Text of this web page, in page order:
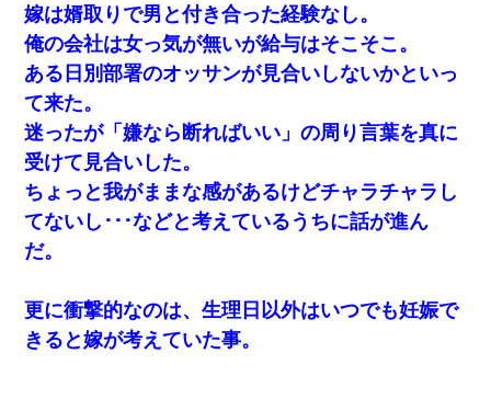
婚活パーティーでよく会う美女がいた。こんな完璧な容姿を持っ
てしても結婚て難しいんだなぁ…と思ってた
とっさに女児を捕まえたら変質者扱いされた。母親「あっち行っ
てよ！気持ち悪い！（ｼｯｼｯ」→ 後日、俺を見つけた母親がすっ飛
んできて・・・
17年飼っていた犬が亡くなった。鼻水垂らし嗚咽する私に、猫が
近づいて頭突きをしてきて…
小2の頃、妹と昼寝してたら家が火事になってて気づくと逃げ場が
嫁は婿取りで男と付き合った経験なし。
俺の会社は女っ気が無いが給与はそこそこ。
ある日別部署のオッサンが見合いしないかといっ
て来た。
迷ったが「嫌なら断ればいい」の周り言葉を真に
受けて見合いした。
ちょっと我がままな感があるけどチャラチャラし
てないし･･･などと考えているうちに話が進ん
だ。
更に衝撃的なのは、生理日以外はいつでも妊娠で
きると嫁が考えていた事。